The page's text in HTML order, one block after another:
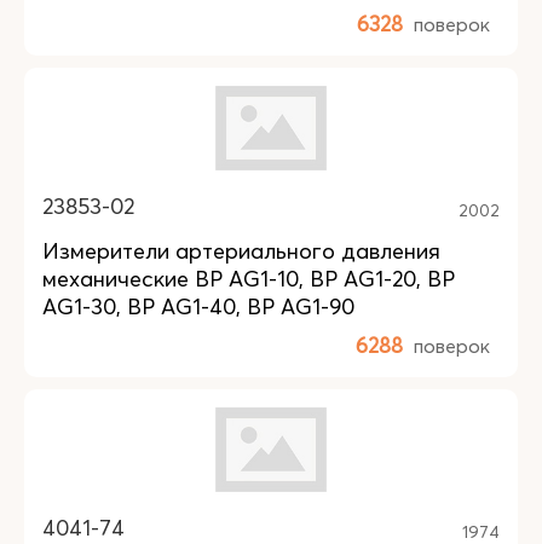
6328 поверок
23853-02 2002
Измерители артериального давления
механические BP AG1-10, BP AG1-20, BP
AG1-30, BP AG1-40, BP AG1-90
6288 поверок
4041-74 1974